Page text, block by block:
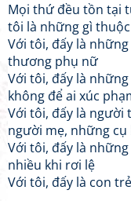
Mọi thứ đều tồn tại
tôi là những gì
Với tôi, đấy là
thương phụ nữ
Với tôi, đấy là
không để ai xúc
Với tôi, đấy là người
người mẹ, những cụ
Với tôi, đấy là
nhiều khi rơi lệ
Với tôi, đấy là con